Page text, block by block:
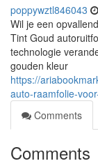
poppywztl846043
Wil je een
Tint Goud
technologie
gouden kleur
https://
auto-raamfolie-
Comments
Comments